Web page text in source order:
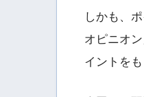
しかも、
オピニオ
イントを